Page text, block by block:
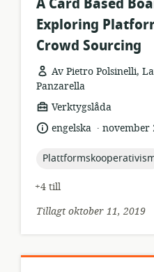
Exploring
Crowd Sourcing
Av Pietro Polsinelli,
Panzarella
resursformat:
Verktygslåda
språk:engelska . november
topic:
+4 till
Tillagt oktober 11, 2019